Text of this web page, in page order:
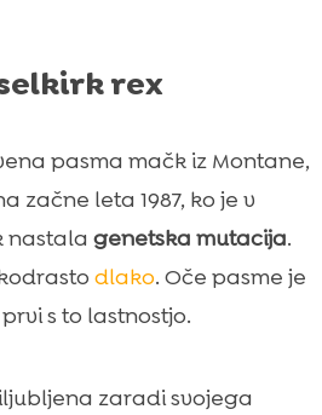
rex
pasma mačk iz Montane,
začne leta 1987, ko je v
nastala genetska mutacija.
dlako. Oče pasme je
s to lastnostjo.
zaradi svojega